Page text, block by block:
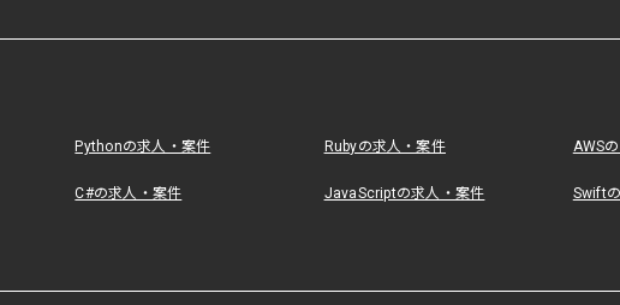
Pythonの求人・案件 Rubyの求人・案件 AWS
C#の求人・案件 JavaScriptの求人・案件 Swift